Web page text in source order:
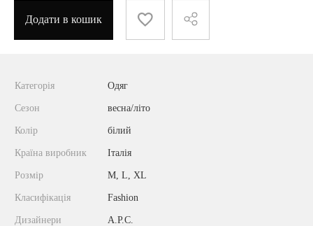
Додати в кошик
Категорія Одяг
Сезон весна/літо
Колір білий
Країна виробник Італія
Розмір M, L, XL
Класифікація Fashion
Дизайнери A.P.C.